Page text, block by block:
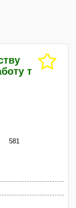
т
581